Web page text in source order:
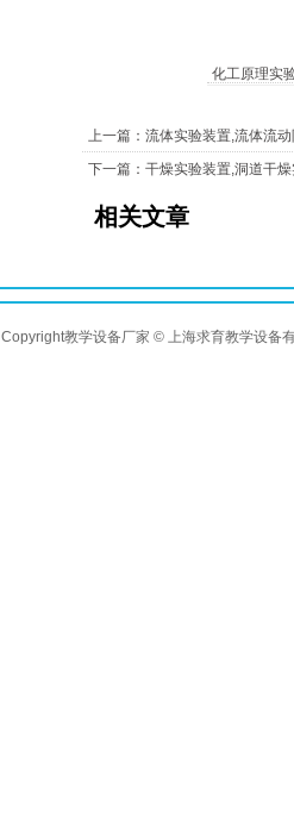
化工原理实
上一篇：流体实验装置,流体流
下一篇：干燥实验装置,洞道干
相关文章
Copyright教学设备厂家 © 上海求育教学设备